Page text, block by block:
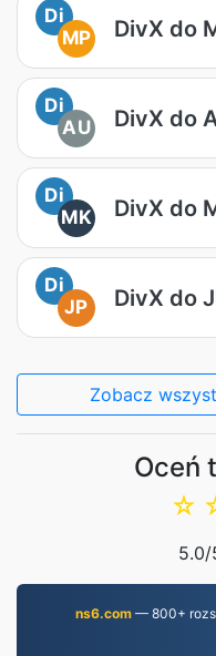
Di
MP
DivX do
Di
AU
DivX do
Di
MK
DivX do
Di
JP
DivX do
Zobacz
Oceń
☆
5.0/
ns6.com— 800+